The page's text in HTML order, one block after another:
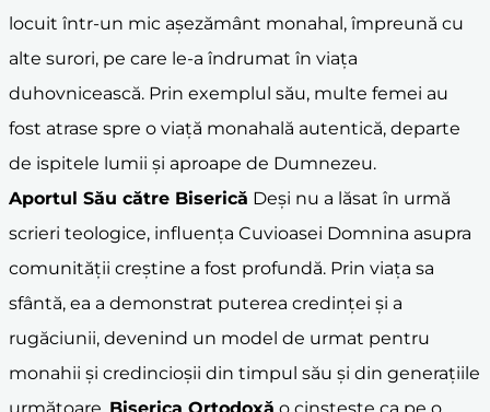
locuit într-un mic așezământ monahal, împreună cu
alte surori, pe care le-a îndrumat în viața
duhovnicească. Prin exemplul său, multe femei au
fost atrase spre o viață monahală autentică, departe
de ispitele lumii și aproape de Dumnezeu.
Aportul Său către Biserică Deși nu a lăsat în urmă
scrieri teologice, influența Cuvioasei Domnina asupra
comunității creștine a fost profundă. Prin viața sa
sfântă, ea a demonstrat puterea credinței și a
rugăciunii, devenind un model de urmat pentru
monahii și credincioșii din timpul său și din generațiile